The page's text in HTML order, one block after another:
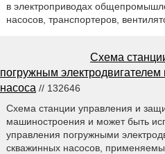
в электроприводах
насосов, транспортеров,
Схема
погружным электродвигателем
насоса // 132646
Схема станции управления и
машиностроения и может быть
управления погружными
скважинных насосов,